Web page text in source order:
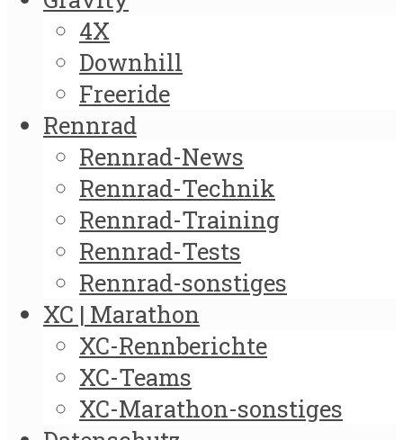
4X
Downhill
Freeride
Rennrad
Rennrad-News
Rennrad-Technik
Rennrad-Training
Rennrad-Tests
Rennrad-sonstiges
XC | Marathon
XC-Rennberichte
XC-Teams
XC-Marathon-sonstiges